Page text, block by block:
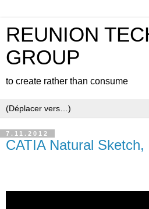
REUNION
GROUP
to create rather than consume
7.11.2012
CATIA Natural